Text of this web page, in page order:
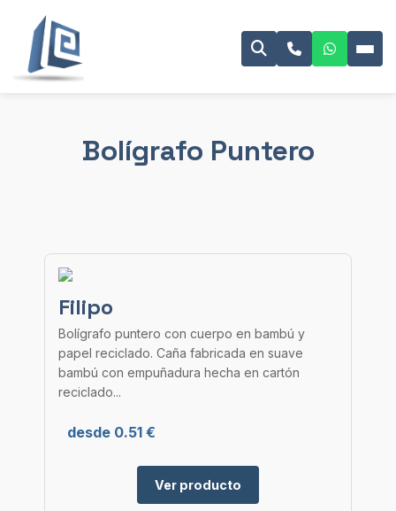
Bolígrafo Puntero
Filipo
Bolígrafo puntero con cuerpo en bambú y
papel reciclado. Caña fabricada en suave
bambú con empuñadura hecha en cartón
reciclado...
desde 0.51 €
Ver producto